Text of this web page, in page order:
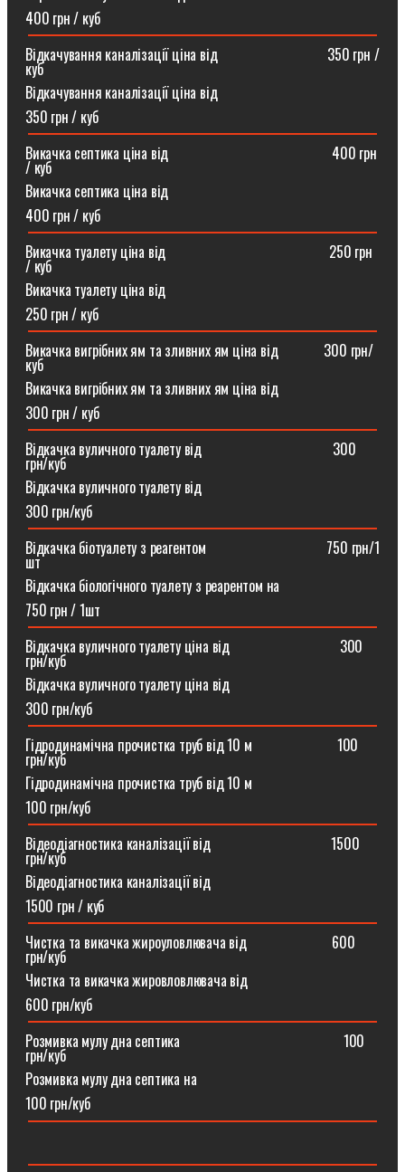
400 грн / куб
Відкачування каналізації ціна від ⠀⠀⠀⠀⠀⠀⠀⠀⠀⠀350 грн /
куб
Відкачування каналізації ціна від
350 грн / куб
Викачка септика ціна від ⠀⠀⠀⠀⠀⠀⠀⠀⠀⠀⠀⠀⠀⠀⠀400 грн
/ куб
Викачка септика ціна від
400 грн / куб
Викачка туалету ціна від ⠀⠀⠀⠀⠀⠀⠀⠀⠀⠀⠀⠀⠀⠀⠀250 грн
/ куб⠀
Викачка туалету ціна від
250 грн / куб
Викачка вигрібних ям та зливних ям ціна від ⠀⠀⠀⠀300 грн/
куб
Викачка вигрібних ям та зливних ям ціна від
300 грн / куб
Відкачка вуличного туалету від ⠀⠀⠀⠀⠀⠀⠀⠀⠀⠀⠀⠀300
грн/куб
Відкачка вуличного туалету від
300 грн/куб
Відкачка біотуалету з реагентом ⠀⠀⠀⠀⠀⠀⠀⠀⠀⠀⠀750 грн/1
шт
Відкачка біологічного туалету з реарентом на
750 грн / 1шт
Відкачка вуличного туалету ціна від ⠀⠀⠀⠀⠀⠀⠀⠀⠀⠀300
грн/куб
Відкачка вуличного туалету ціна від
300 грн/куб
Гідродинамічна прочистка труб від 10 м⠀⠀⠀⠀⠀⠀⠀⠀100
грн/куб
Гідродинамічна прочистка труб від 10 м
100 грн/куб
Відеодіагностика каналізації від ⠀⠀⠀⠀⠀⠀⠀⠀⠀⠀⠀1500
грн/куб
Відеодіагностика каналізації від
1500 грн / куб
Чистка та викачка жироуловлювача від⠀⠀⠀⠀⠀⠀⠀⠀600
грн/куб
Чистка та викачка жировловлювача від
600 грн/куб
Розмивка мулу дна септика ⠀⠀⠀⠀⠀⠀⠀⠀⠀⠀⠀⠀⠀⠀⠀100
грн/куб
Розмивка мулу дна септика на
100 грн/куб